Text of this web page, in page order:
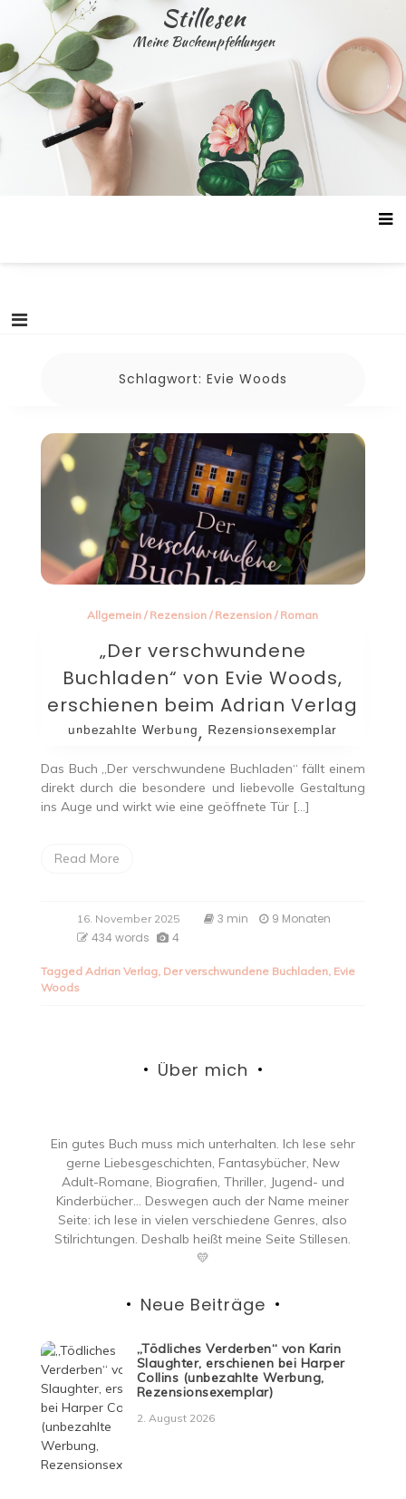
content
Stillesen
Meine Buchempfehlungen
Schlagwort: Evie Woods
Allgemein / Rezension / Rezension / Roman
„Der verschwundene
Buchladen“ von Evie Woods,
erschienen beim Adrian Verlag
ᵘⁿᵇᵉᶻᵃʰˡᵗᵉ ᵂᵉʳᵇᵘⁿᵍ, ᴿᵉᶻᵉⁿˢⁱᵒⁿˢᵉˣᵉᵐᵖˡᵃʳ
Das Buch „Der verschwundene Buchladen“ fällt einem
direkt durch die besondere und liebevolle Gestaltung
ins Auge und wirkt wie eine geöffnete Tür […]
Read More
16. November 2025 3 min
9 Monaten
434 words
4
Tagged Adrian Verlag, Der verschwundene Buchladen, Evie
Woods
Über mich
Ein gutes Buch muss mich unterhalten. Ich lese sehr
gerne Liebesgeschichten, Fantasybücher, New
Adult-Romane, Biografien, Thriller, Jugend- und
Kinderbücher… Deswegen auch der Name meiner
Seite: ich lese in vielen verschiedene Genres, also
Stilrichtungen. Deshalb heißt meine Seite Stillesen.
💛
Neue Beiträge
„Tödliches Verderben“ von Karin
Slaughter, erschienen bei Harper
Collins (unbezahlte Werbung,
Rezensionsexemplar)
2. August 2026